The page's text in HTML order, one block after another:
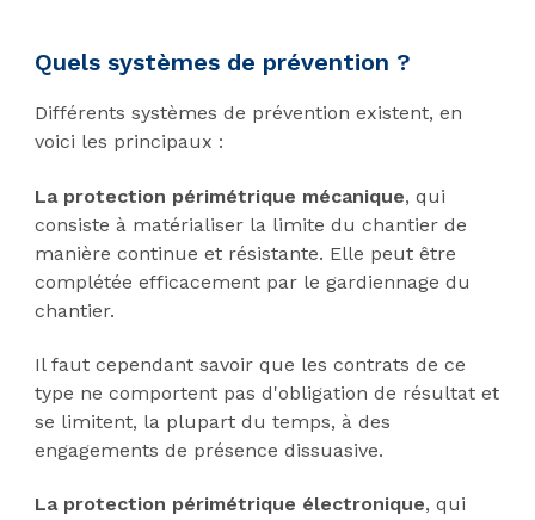
Quels systèmes de prévention ?
Différents systèmes de prévention existent, en
voici les principaux :
La protection périmétrique mécanique, qui
consiste à matérialiser la limite du chantier de
manière continue et résistante. Elle peut être
complétée efficacement par le gardiennage du
chantier.
Il faut cependant savoir que les contrats de ce
type ne comportent pas d'obligation de résultat et
se limitent, la plupart du temps, à des
engagements de présence dissuasive.
La protection périmétrique électronique, qui